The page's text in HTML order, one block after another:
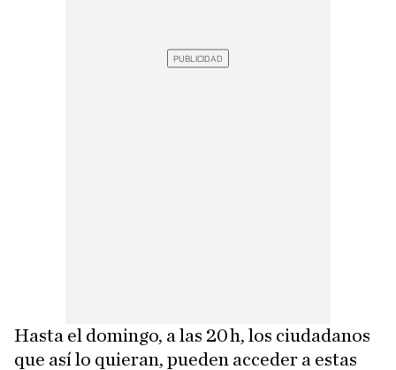
Hasta el domingo, a las 20 h, los ciudadanos
que así lo quieran, pueden acceder a estas